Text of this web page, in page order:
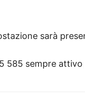
sarà
585 sempre